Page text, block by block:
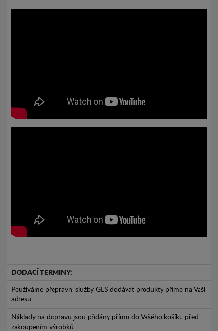
DODACÍ TERMINY:
Používáme přepravní služby GLS dodávat produkty přímo na Vaši
adresu.
Náklady na dopravu jsou přidány přímo do Vašého košíku před
zakoupením výrobků.